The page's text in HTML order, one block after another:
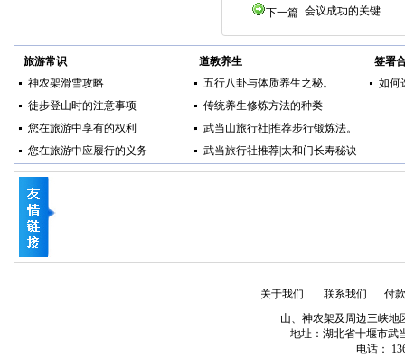
下一篇 会议成功的关键
旅游常识
神农架滑雪攻略
徒步登山时的注意事项
您在旅游中享有的权利
您在旅游中应履行的义务
道教养生
五行八卦与体质养生之秘。
传统养生修炼方法的种类
武当山旅行社|推荐步行锻炼法。
武当旅行社推荐|太和门长寿秘诀
签署
如何
关于我们 联系我们
付
山、神农架及周边三峡地
地址：湖北省十堰市武
电话：